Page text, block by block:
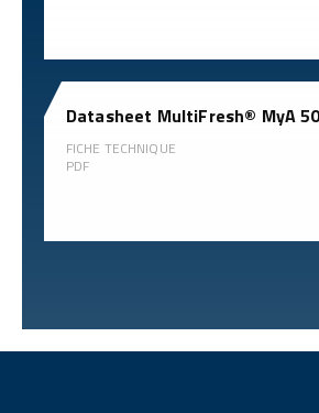
Datasheet MultiFresh® MyA
FICHE TECHNIQUE
PDF